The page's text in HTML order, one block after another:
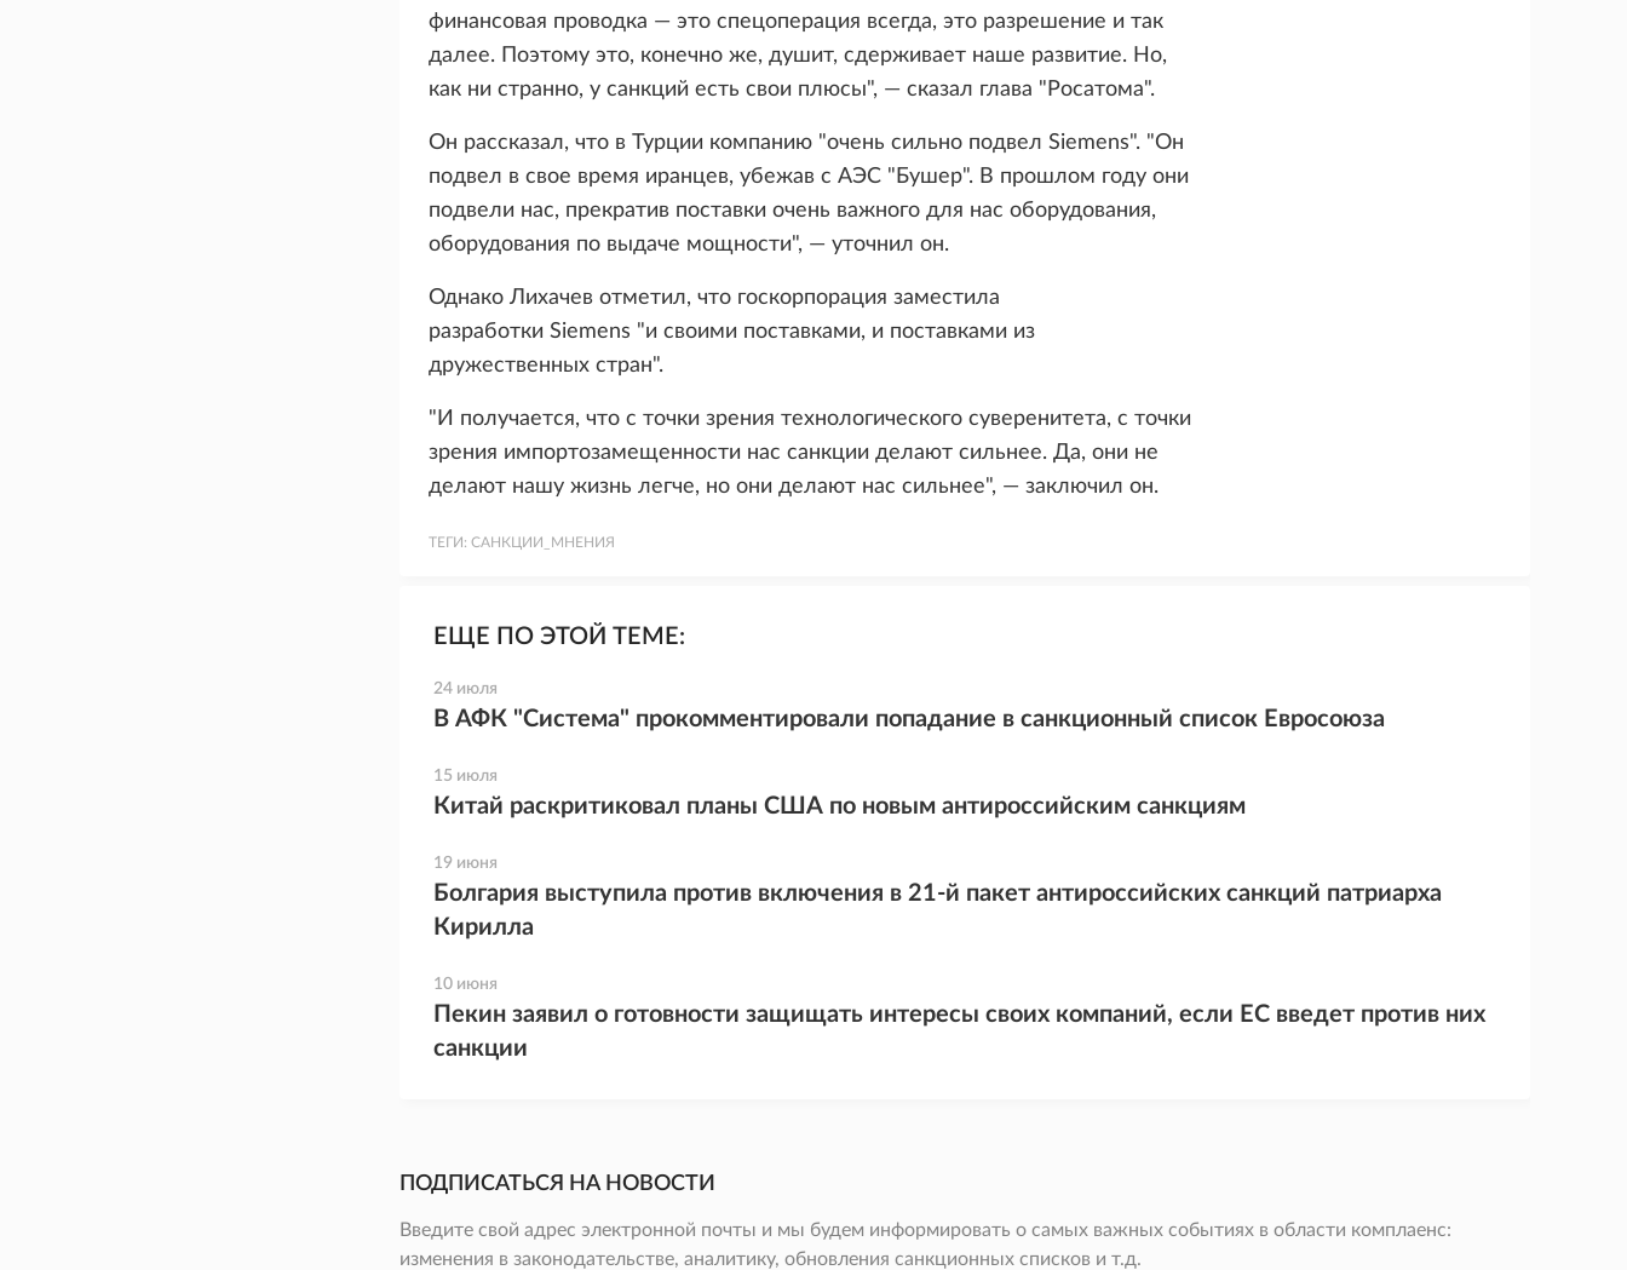
финансовая проводка — это спецоперация всегда, это разрешение и так
далее. Поэтому это, конечно же, душит, сдерживает наше развитие. Но,
как ни странно, у санкций есть свои плюсы", — сказал глава "Росатома".
Он рассказал, что в Турции компанию "очень сильно подвел Siemens". "Он
подвел в свое время иранцев, убежав с АЭС "Бушер". В прошлом году они
подвели нас, прекратив поставки очень важного для нас оборудования,
оборудования по выдаче мощности", — уточнил он.
Однако Лихачев отметил, что госкорпорация заместила
разработки Siemens "и своими поставками, и поставками из
дружественных стран".
"И получается, что с точки зрения технологического суверенитета, с точки
зрения импортозамещенности нас санкции делают сильнее. Да, они не
делают нашу жизнь легче, но они делают нас сильнее", — заключил он.
ТЕГИ: САНКЦИИ_МНЕНИЯ
ЕЩЕ ПО ЭТОЙ ТЕМЕ:
24 июля
В АФК "Система" прокомментировали попадание в санкционный список Евросоюза
15 июля
Китай раскритиковал планы США по новым антироссийским санкциям
19 июня
Болгария выступила против включения в 21-й пакет антироссийских санкций патриарха
Кирилла
10 июня
Пекин заявил о готовности защищать интересы своих компаний, если ЕС введет против них
санкции
ПОДПИСАТЬСЯ НА НОВОСТИ
Введите свой адрес электронной почты и мы будем информировать о самых важных событиях в области комплаенс:
изменения в законодательстве, аналитику, обновления санкционных списков и т.д.